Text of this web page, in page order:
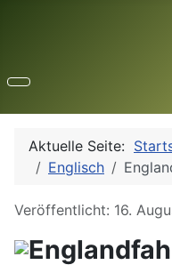
Aktuelle Seite:
Englisch
Details
Veröffentlicht: 16.